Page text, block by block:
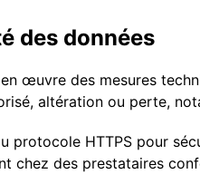
des données
œuvre des mesures
altération ou perte,
protocole HTTPS pour
chez des prestataires